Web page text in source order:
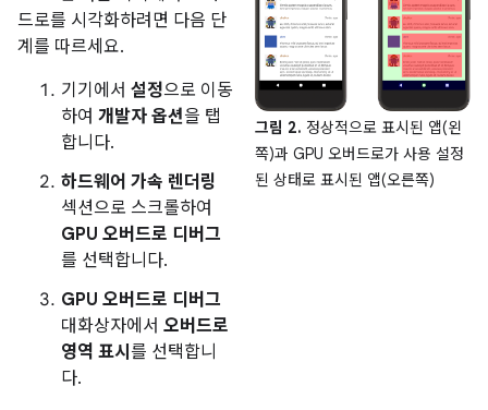
드로를 시각화하려면 다음 단
계를 따르세요.
기기에서 설정으로 이동
하여 개발자 옵션을 탭
합니다.
하드웨어 가속 렌더링
섹션으로 스크롤하여
GPU 오버드로 디버그
를 선택합니다.
GPU 오버드로 디버그
대화상자에서 오버드로
영역 표시 를 선택합니
다.
그림 2. 정상적으로 표시된 앱(왼
쪽)과 GPU 오버드로가 사용 설정
된 상태로 표시된 앱(오른쪽)